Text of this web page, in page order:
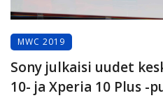
MWC 2019
Sony julkaisi uudet
10- ja Xperia 10 Plus -